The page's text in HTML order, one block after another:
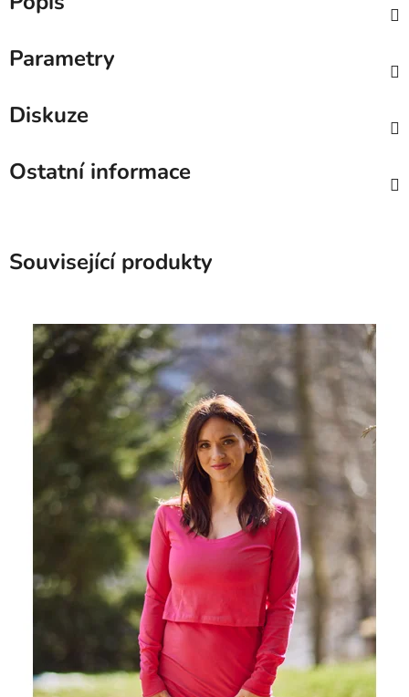
Parametry
Diskuze
Ostatní informace
Související produkty